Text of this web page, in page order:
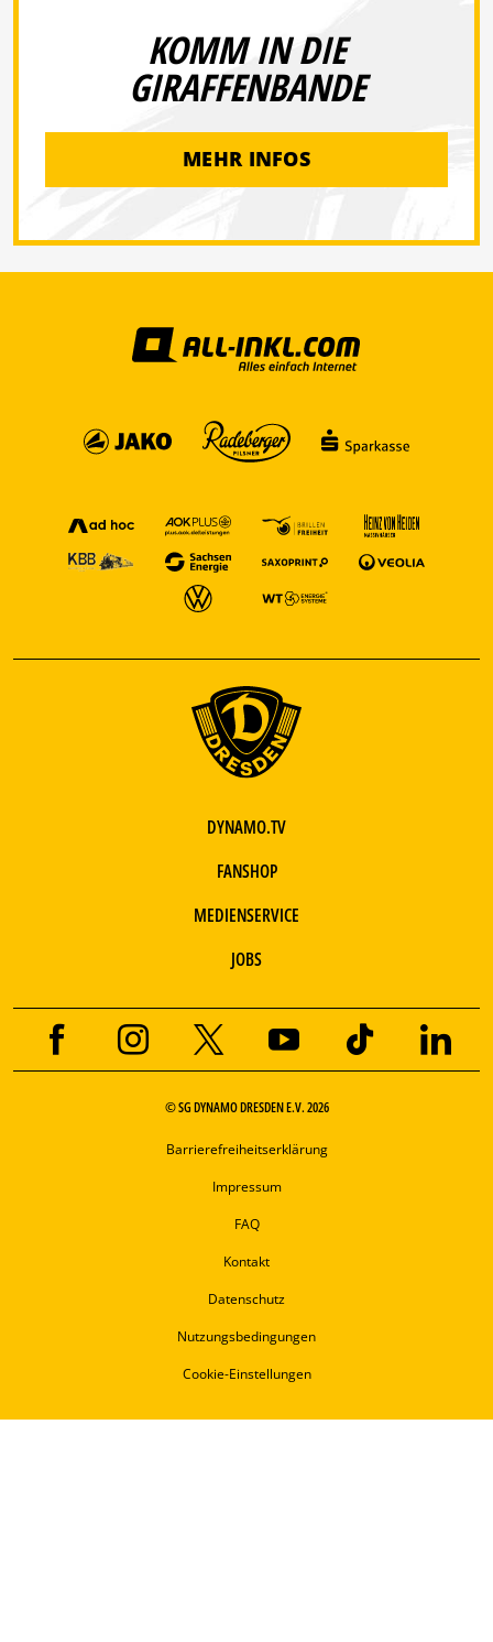
KOMM IN DIE
GIRAFFENBANDE
MEHR INFOS
DYNAMO.TV
FANSHOP
MEDIENSERVICE
JOBS
© SG DYNAMO DRESDEN E.V. 2026
Barrierefreiheitserklärung
Impressum
FAQ
Kontakt
Datenschutz
Nutzungsbedingungen
Cookie-Einstellungen